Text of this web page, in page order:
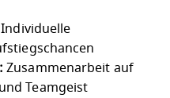
Individuelle
Zusammenarbeit auf
Teamgeist